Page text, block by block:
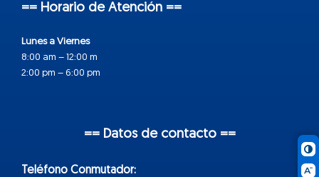
== Horario de Atención ==
Lunes a Viernes
8:00 am – 12:00 m
2:00 pm – 6:00 pm
== Datos de contacto ==
Teléfono Conmutador: